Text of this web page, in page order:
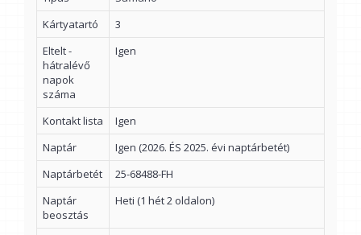
Kártyatartó
3
Eltelt -
hátralévő
napok
száma
Igen
Kontakt lista
Igen
Naptár
Igen (2026. ÉS 2025. évi naptárbetét)
Naptárbetét
25-68488-FH
Naptár
beosztás
Heti (1 hét 2 oldalon)